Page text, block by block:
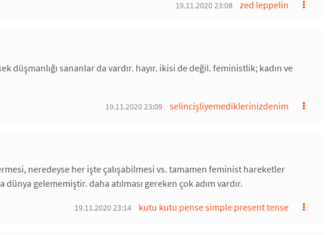
zed leppelin
19.11.2020 23:08
sananlar da vardır. hayır. ikisi de değil. feministlik; kadın ve
selincişliyemediklerinizdenim
19.11.2020 23:09
neredeyse her işte çalışabilmesi vs. tamamen feminist hareketler
gelememiştir. daha atılması gereken çok adım vardır.
kutu kutu pense simple present tense
19.11.2020 23:14